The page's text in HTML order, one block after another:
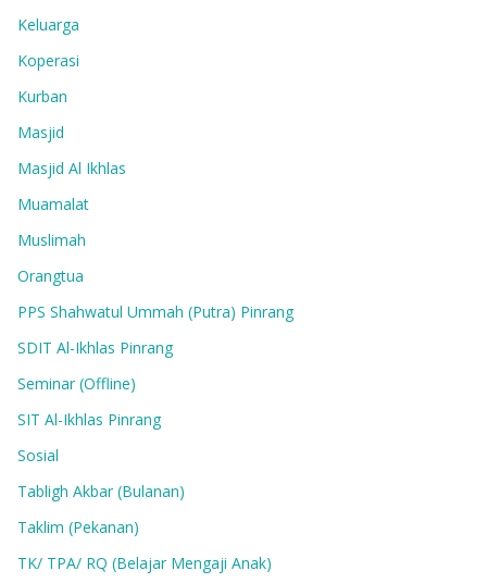
Keluarga
Koperasi
Kurban
Masjid
Masjid Al Ikhlas
Muamalat
Muslimah
Orangtua
PPS Shahwatul Ummah (Putra) Pinrang
SDIT Al-Ikhlas Pinrang
Seminar (Offline)
SIT Al-Ikhlas Pinrang
Sosial
Tabligh Akbar (Bulanan)
Taklim (Pekanan)
TK/ TPA/ RQ (Belajar Mengaji Anak)